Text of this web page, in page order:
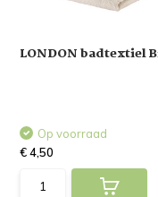
LONDON badtextiel
Op voorraad
€ 4,50